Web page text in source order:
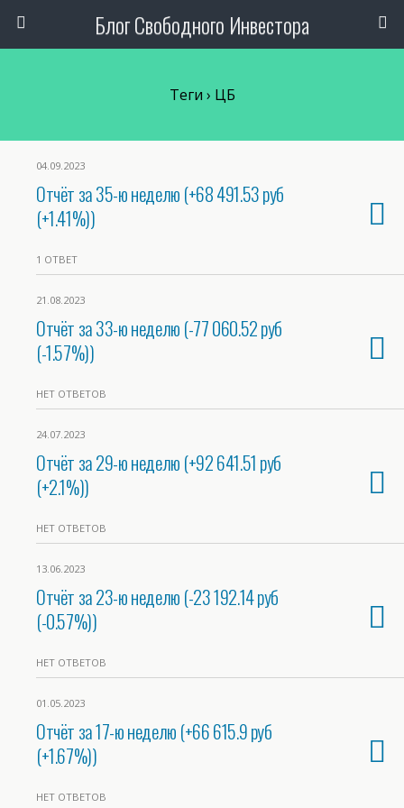
Блог Свободного Инвестора
Теги › ЦБ
04.09.2023
Отчёт за 35-ю неделю (+68 491.53 руб
(+1.41%))
1 ОТВЕТ
21.08.2023
Отчёт за 33-ю неделю (-77 060.52 руб
(-1.57%))
НЕТ ОТВЕТОВ
24.07.2023
Отчёт за 29-ю неделю (+92 641.51 руб
(+2.1%))
НЕТ ОТВЕТОВ
13.06.2023
Отчёт за 23-ю неделю (-23 192.14 руб
(-0.57%))
НЕТ ОТВЕТОВ
01.05.2023
Отчёт за 17-ю неделю (+66 615.9 руб
(+1.67%))
НЕТ ОТВЕТОВ